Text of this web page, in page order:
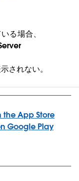
る場合、
されない。